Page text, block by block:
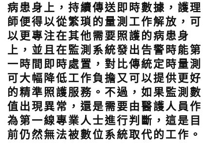
病患身上，持續傳送即時數據，護理
師便得以從繁瑣的量測工作解放，可
以更專注在其他需要照護的病患身
上，並且在監測系統發出告警時能第
一時間即時處置，對比傳統定時量測
可大幅降低工作負擔又可以提供更好
的精準照護服務。不過，如果監測數
值出現異常，還是需要由醫護人員作
為第一線專業人士進行判斷，這是目
前仍然無法被數位系統取代的工作。